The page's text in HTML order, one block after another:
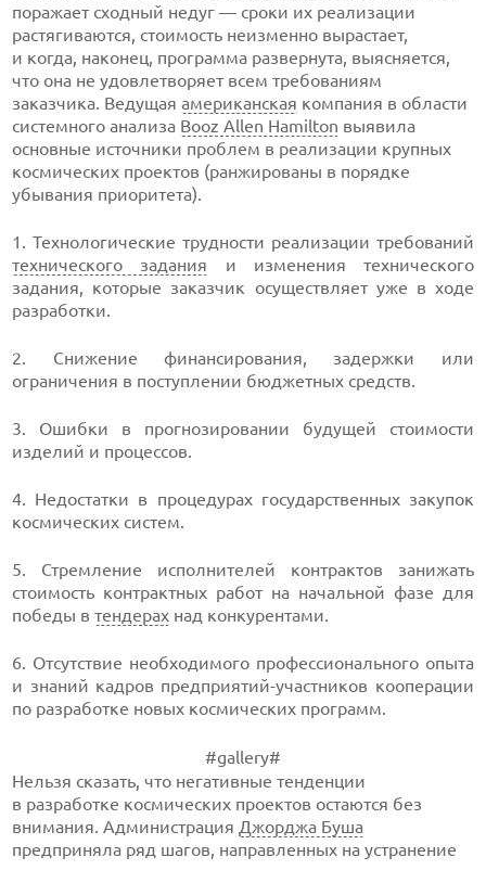
поражает сходный недуг — сроки их реализации
растягиваются, стоимость неизменно вырастает,
и когда, наконец, программа развернута, выясняется,
что она не удовлетворяет всем требованиям
заказчика. Ведущаяамериканская компания в области
системного анализа Booz Allen Hamilton выявила
основные источники проблем в реализации крупных
космических проектов (ранжированы в порядке
убывания приоритета).
1. Технологические трудности реализации требований
технического задания и изменения технического
задания, которые заказчик осуществляет уже в ходе
разработки.
2. Снижение финансирования, задержки или
ограничения в поступлении бюджетных средств.
3. Ошибки в прогнозировании будущей стоимости
изделий и процессов.
4. Недостатки в процедурах государственных закупок
космических систем.
5. Стремление исполнителей контрактов занижать
стоимость контрактных работ на начальной фазе для
победы втендерах над конкурентами.
6. Отсутствие необходимого профессионального опыта
и знаний кадров предприятий-участников кооперации
по разработке новых космических программ.
#gallery#
Нельзя сказать, что негативные тенденции
в разработке космических проектов остаются без
внимания. Администрация Джорджа Буша
предприняла ряд шагов, направленных на устранение